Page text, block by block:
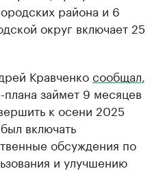
района и 6
округ включает 25
Кравченкосообщал
займет 9 месяцев
к осени 2025
включать
обсуждения по
и улучшению